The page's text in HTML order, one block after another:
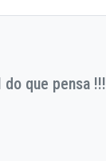
que pensa !!!